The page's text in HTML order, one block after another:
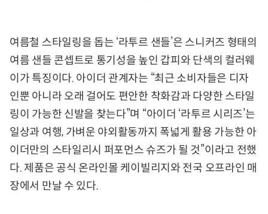
여름철 스타일링을 돕는 ‘라투르 샌들’은 스니커즈 형태의
여름 샌들 콘셉트로 통기성을 높인 갑피와 단색의 컬러웨
이가 특징이다. 아이더 관계자는 “최근 소비자들은 디자
인뿐 아니라 오래 걸어도 편안한 착화감과 다양한 스타일
링이 가능한 신발을 찾는다”며 “아이더 ‘라투르 시리즈’는
일상과 여행, 가벼운 야외활동까지 폭넓게 활용 가능한 아
이더만의 스타일리시 퍼포먼스 슈즈가 될 것”이라고 전했
다. 제품은 공식 온라인몰 케이빌리지와 전국 오프라인 매
장에서 만날 수 있다.